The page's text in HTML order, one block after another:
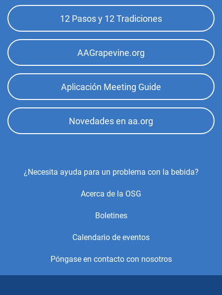
Menu
12 Pasos y 12 Tradiciones
AAGrapevine.org
Aplicación Meeting Guide
Novedades en aa.org
Footer
¿Necesita ayuda para un problema con la bebida?
Acerca de la OSG
Boletines
Calendario de eventos
Póngase en contacto con nosotros